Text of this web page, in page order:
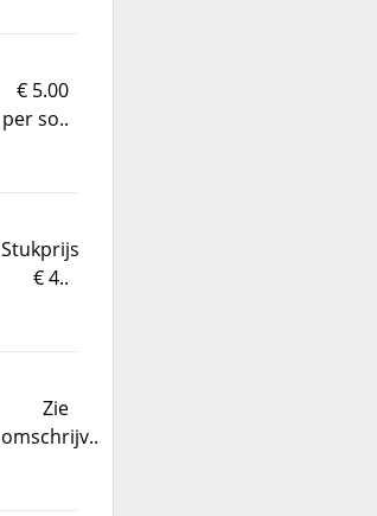
€ 5.00
per so..
Stukprijs
€ 4..
Zie
omschrijv..